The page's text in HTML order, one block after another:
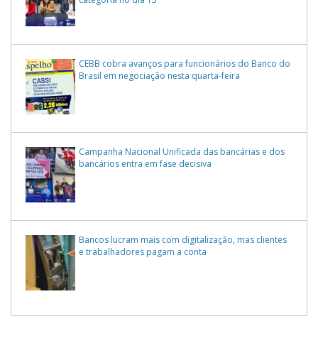
CEBB cobra avanços para funcionários do Banco do
Brasil em negociação nesta quarta-feira
Campanha Nacional Unificada das bancárias e dos
bancários entra em fase decisiva
Bancos lucram mais com digitalização, mas clientes
e trabalhadores pagam a conta